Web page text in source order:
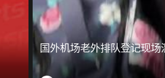
国外机场老外排队登记现场